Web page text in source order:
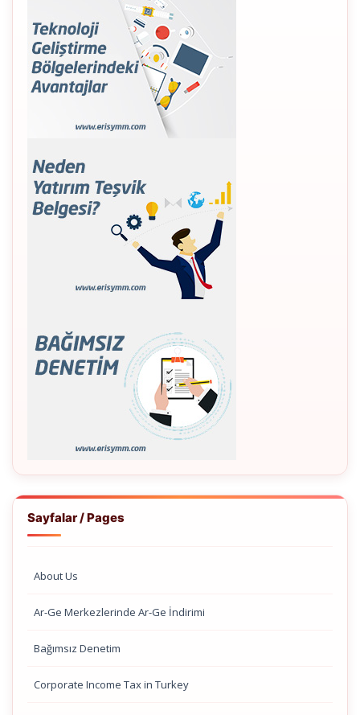
Sayfalar / Pages
About Us
Ar-Ge Merkezlerinde Ar-Ge İndirimi
Bağımsız Denetim
Corporate Income Tax in Turkey